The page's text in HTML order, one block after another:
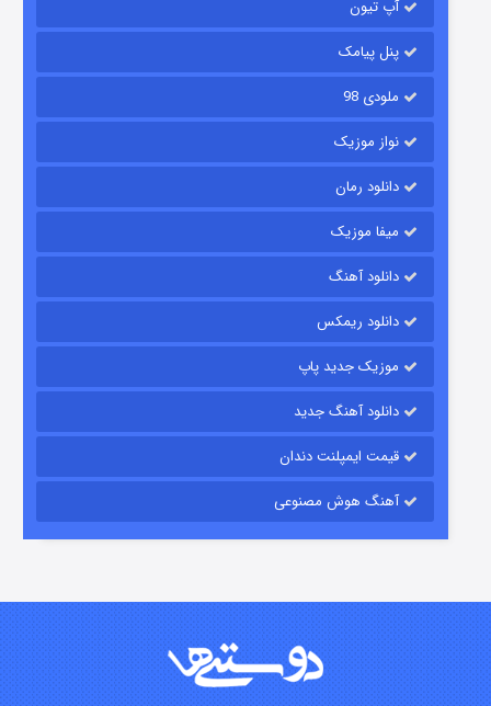
قسمت
قسمت۷ (زیرنویس) منتشر شد
آپ تیون
پنل پیامک
ملودی 98
نواز موزیک
دانلود رمان
میفا موزیک
دانلود آهنگ
دانلود ریمکس
موزیک جدید پاپ
دانلود آهنگ جدید
قیمت ایمپلنت دندان
آهنگ هوش مصنوعی